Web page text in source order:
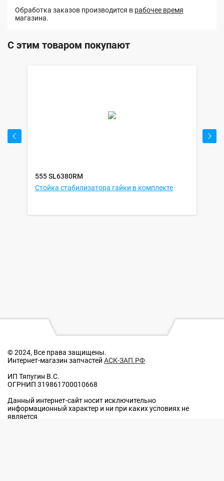
Обработка заказов производится в рабочее время
магазина.
С этим товаром покупают
555 SL6380RM
Стойка стабилизатора гайки в комплекте
© 2024, Все права защищены.
Интернет-магазин запчастей АСК-ЗАП.РФ
ИП Тяпугин В.С.
ОГРНИП 319861700010668
Данный интернет-сайт носит исключительно
информационный характер и ни при каких условиях не
является